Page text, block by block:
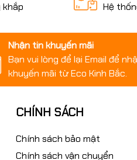
khắp
Hệ
Nhận tin khuyến mãi
Bạn vui lòng để lại Email để
khuyến mãi từ Eco Kinh Bắc.
CHÍNH SÁCH
Chính sách bảo mật
Chính sách vận chuyển